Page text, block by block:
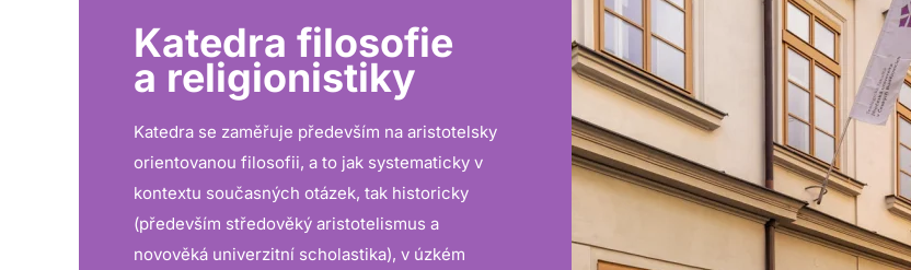
Katedra filosofie
a religionistiky
Katedra se zaměřuje především na aristotelsky
orientovanou filosofii, a to jak systematicky v
kontextu současných otázek, tak historicky
(především středověký aristotelismus a
novověká univerzitní scholastika), v úzkém